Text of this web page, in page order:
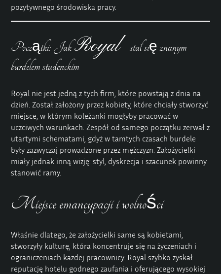
pozytywnego środowiska pracy.
Początki: JakRoyal
stał się znanym
burdelem studenckim
Royal nie jest jedną z tych firm, które powstają z dnia na
dzień. Został założony przez kobiety, które chciały stworzyć
miejsce, w którym koleżanki mogłyby pracować w
uczciwych warunkach. Zespół od samego początku zerwał z
utartymi schematami, gdyż w tamtych czasach burdele
były zazwyczaj prowadzone przez mężczyzn. Założycielki
miały jednak inną wizję: styl, dyskrecja i szacunek powinny
stanowić ramy.
Miejsce emancypacji i wolności
Właśnie dlatego, że założycielki same są kobietami,
stworzyły kulturę, która koncentruje się na życzeniach i
ograniczeniach każdej pracownicy. Royal szybko zyskał
reputację hotelu godnego zaufania i oferującego wysokiej